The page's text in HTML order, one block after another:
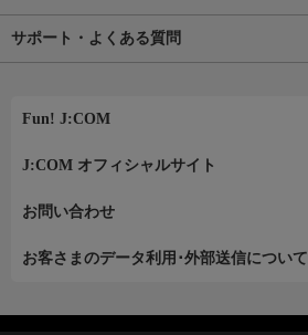
サポート・よくある質問
Fun! J:COM
J:COM オフィシャルサイト
お問い合わせ
お客さまのデータ利用･外部送信について